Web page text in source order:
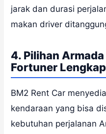
jarak dan durasi
makan driver
4. Pilihan
Fortuner Lengkap
BM2 Rent Car
kendaraan yang bisa
kebutuhan perjalanan